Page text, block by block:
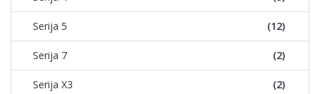
Serija 5 (12)
Serija 7 (2)
Serija X3 (2)